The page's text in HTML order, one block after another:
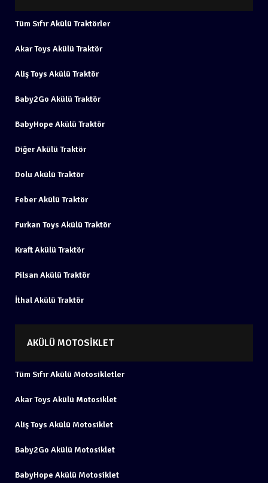
Tüm Sıfır Akülü Traktörler
Akar Toys Akülü Traktör
Aliş Toys Akülü Traktör
Baby2Go Akülü Traktör
BabyHope Akülü Traktör
Diğer Akülü Traktör
Dolu Akülü Traktör
Feber Akülü Traktör
Furkan Toys Akülü Traktör
Kraft Akülü Traktör
Pilsan Akülü Traktör
İthal Akülü Traktör
AKÜLÜ MOTOSIKLET
Tüm Sıfır Akülü Motosikletler
Akar Toys Akülü Motosiklet
Aliş Toys Akülü Motosiklet
Baby2Go Akülü Motosiklet
BabyHope Akülü Motosiklet